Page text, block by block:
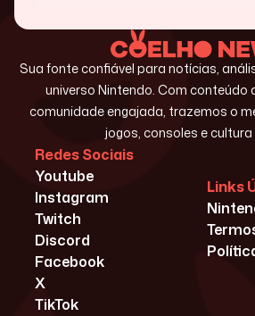
Sua fonte confiável para notícias,
universo Nintendo. Com conteúdo
comunidade engajada, trazemos o
jogos, consoles e cultura
Redes Sociais
Youtube
Instagram
Twitch
Discord
Facebook
X
TikTok
Links